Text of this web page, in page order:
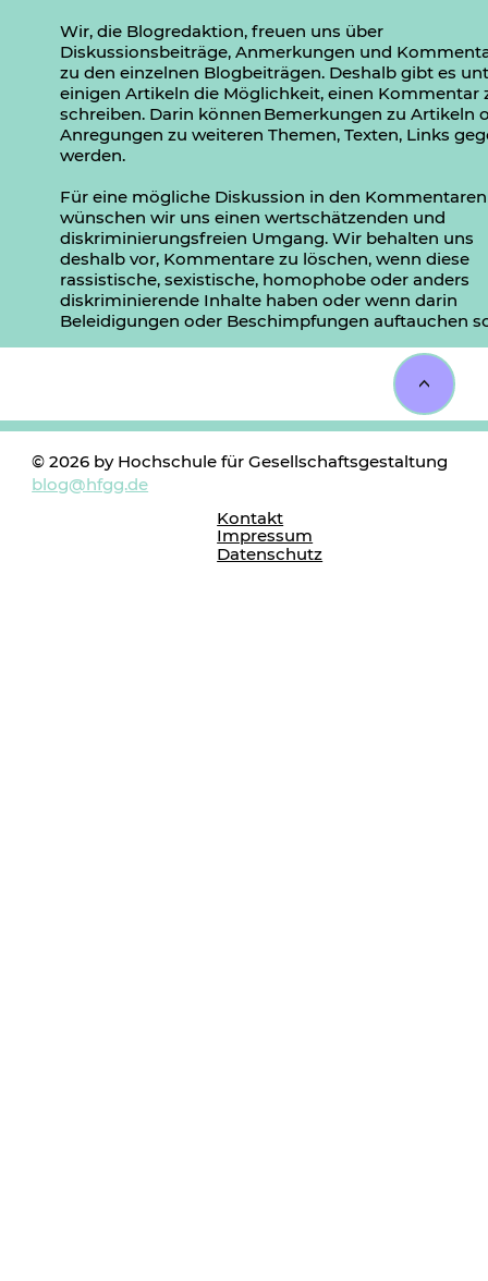
Wir, die Blogredaktion, freuen uns über
Diskussionsbeiträge, Anmerkungen und
zu den einzelnen Blogbeiträgen. Deshalb gibt es
einigen Artikeln die Möglichkeit, einen Kommentar
schreiben. Darin können Bemerkungen zu Artikeln
Anregungen zu weiteren Themen, Texten, Links
werden.
Für eine mögliche Diskussion in den Kommentaren
wünschen wir uns einen wertschätzenden und
diskriminierungsfreien Umgang. Wir behalten uns
deshalb vor, Kommentare zu löschen, wenn diese
rassistische, sexistische, homophobe oder anders
diskriminierende Inhalte haben oder wenn darin
Beleidigungen oder Beschimpfungen auftauchen
<
© 2026 by Hochschule für Gesellschaftsgestaltung
blog@hfgg.de
Impressum
Datenschutz
Kontakt